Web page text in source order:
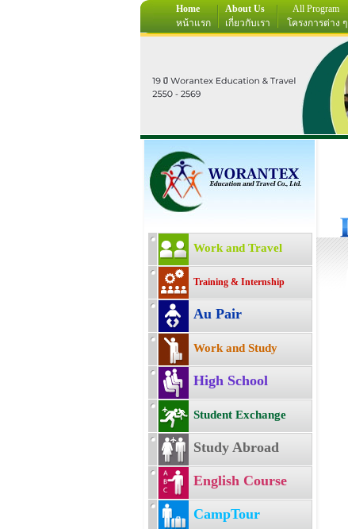
Home
หน้าแรก
About Us
เกี่ยวกับเรา
All Program
โครงการต่าง ๆ
Work and Travel
Training & Internship
Au Pair
Work and Study
High School
Student Exchange
Study Abroad
English Course
CampTour